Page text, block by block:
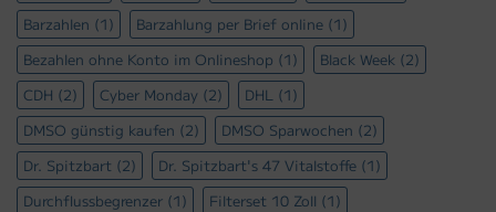
Barzahlen (1) Barzahlung per Brief online (1)
Bezahlen ohne Konto im Onlineshop (1) Black Week (2)
CDH (2) Cyber Monday (2) DHL (1)
DMSO günstig kaufen (2) DMSO Sparwochen (2)
Dr. Spitzbart (2) Dr. Spitzbart's 47 Vitalstoffe (1)
Durchflussbegrenzer (1) Filterset 10 Zoll (1)